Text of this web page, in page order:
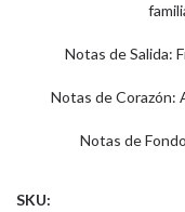
Notas de Salida:
Notas de Corazón:
Notas de
SKU: